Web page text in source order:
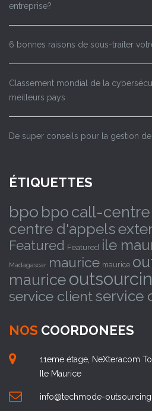
entreprise?
6 bonnes raisons de sous-traiter
Classement mondial de la
meilleurs pays
De super conseils pour la gestion
ÉTIQUETTES
bpo bpo call-centre
centre d'appels
Featured Featured ile
Madagascar maurice maurice
maurice
service clientservice
NOS COORDONEES
11eme étage, NeXteracom
Ile Maurice
info@techmode-